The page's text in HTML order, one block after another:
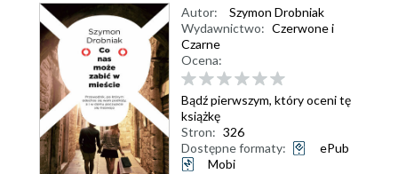
Autor:
Szymon Drobniak
Wydawnictwo: Czerwone i
Czarne
Ocena:
Bądź pierwszym, który oceni tę
książkę
Stron: 326
Dostępne formaty:
ePub
Mobi